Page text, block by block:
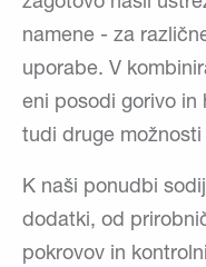
namene - za
uporabe. V
eni posodi gorivo in
tudi druge možnosti
K naši ponudbi
dodatki, od
pokrovov in